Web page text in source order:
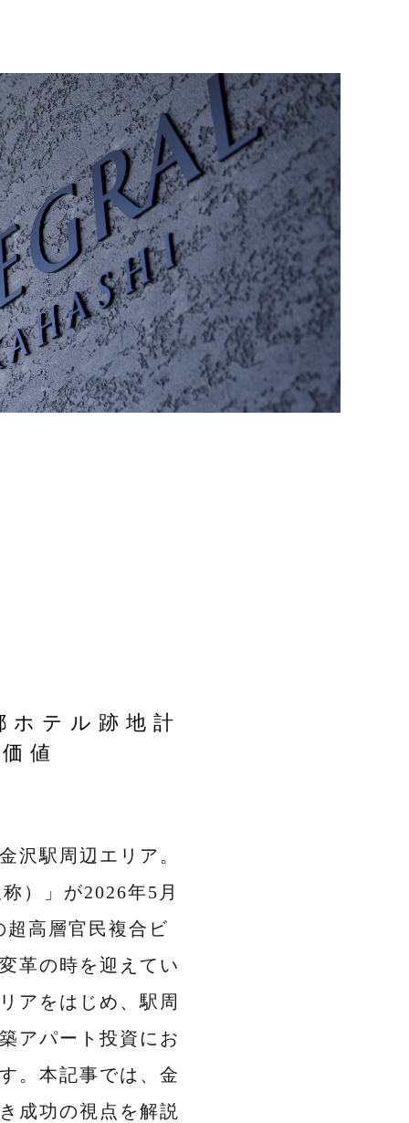
ホテル跡地計
値
沢駅周辺エリア。
）」が2026年5月
超高層官民複合ビ
革の時を迎えてい
アをはじめ、駅周
アパート投資にお
。本記事では、金
成功の視点を解説